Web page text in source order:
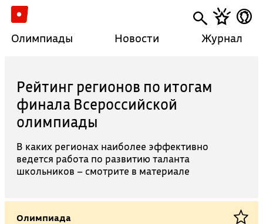
Олимпиады Новости Журнал
Рейтинг регионов по итогам
финала Всероссийской
олимпиады
В каких регионах наиболее эффективно
ведется работа по развитию таланта
школьников – смотрите в материале
Олимпиада